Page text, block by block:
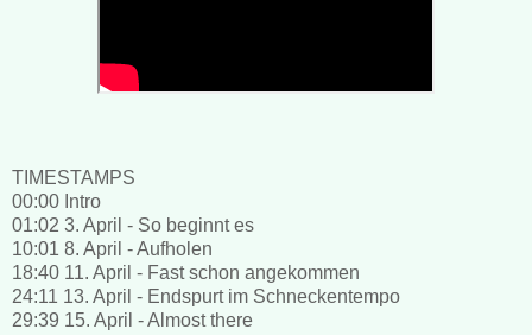
TIMESTAMPS
00:00 Intro
01:02 3. April - So beginnt es
10:01 8. April - Aufholen
18:40 11. April - Fast schon angekommen
24:11 13. April - Endspurt im Schneckentempo
29:39 15. April - Almost there